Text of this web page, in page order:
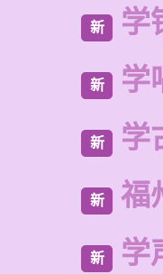
新 学
新 学
新 学
新 福
新 学